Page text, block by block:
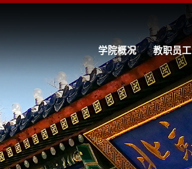
学院概况 教职员工